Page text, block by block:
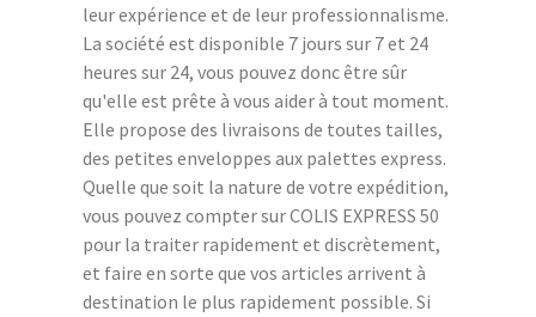
leur expérience et de leur professionnalisme.
La société est disponible 7 jours sur 7 et 24
heures sur 24, vous pouvez donc être sûr
qu'elle est prête à vous aider à tout moment.
Elle propose des livraisons de toutes tailles,
des petites enveloppes aux palettes express.
Quelle que soit la nature de votre expédition,
vous pouvez compter sur COLIS EXPRESS 50
pour la traiter rapidement et discrètement,
et faire en sorte que vos articles arrivent à
destination le plus rapidement possible. Si